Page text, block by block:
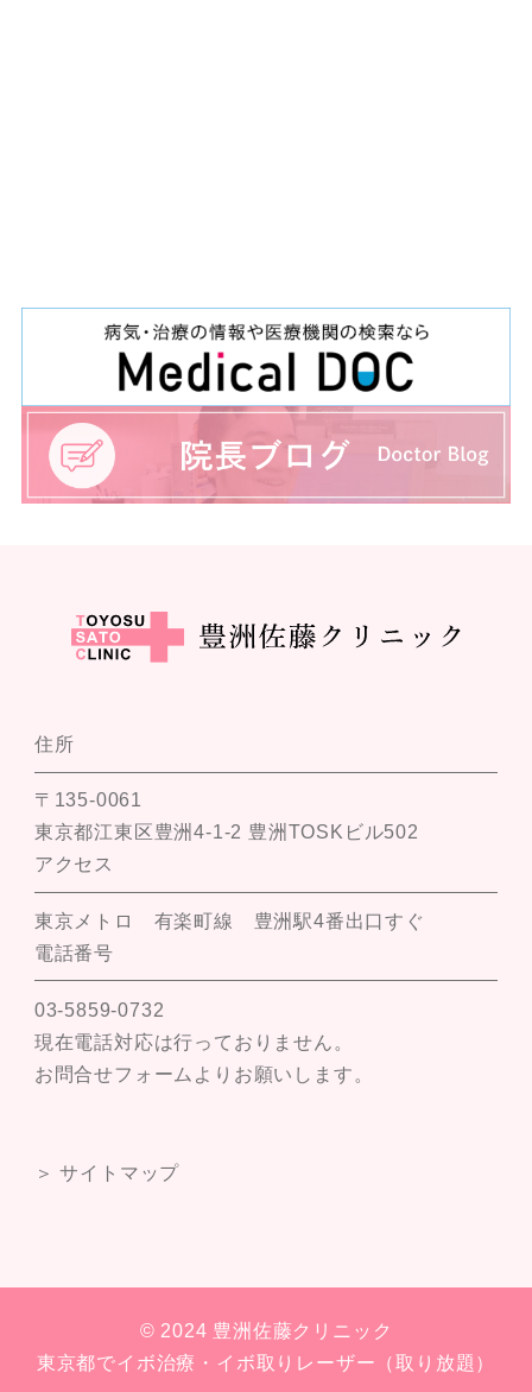
住所
〒135-0061
東京都江東区豊洲4-1-2 豊洲TOSKビル502
アクセス
東京メトロ 有楽町線 豊洲駅4番出口すぐ
電話番号
03-5859-0732
現在電話対応は行っておりません。
お問合せフォームよりお願いします。
＞ サイトマップ
© 2024 豊洲佐藤クリニック
東京都でイボ治療・イボ取りレーザー（取り放題）